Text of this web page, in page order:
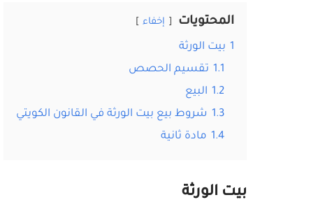
المحتويات إخفاء
1 بيت الورثة
1.1 تقسيم الحصص
1.2 البيع
1.3 شروط بيع بيت الورثة في القانون الكويتي
1.4 مادة ثانية
بيت الورثة